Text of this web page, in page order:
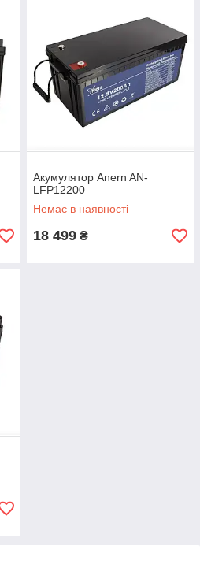
Акумулятор Anern AN-
LFP12200
Немає в наявності
18 499 ₴